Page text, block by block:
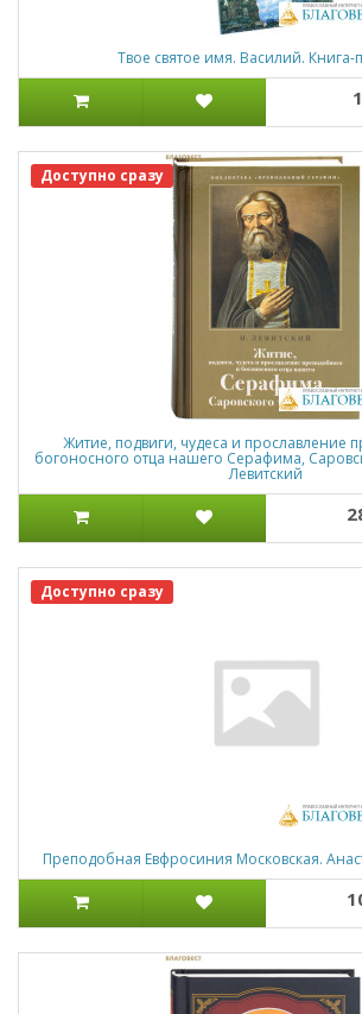
Твое святое имя. Василий. Книга-
Доступно сразу
Житие, подвиги, чудеса и прославление
богоносного отца нашего Серафима,
Левитский
Доступно сразу
Преподобная Евфросиния Московская.